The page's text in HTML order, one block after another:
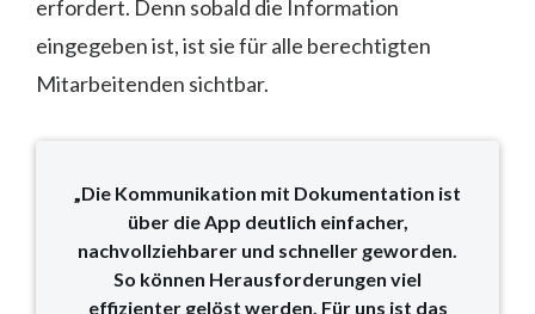
erfordert. Denn sobald die Information
eingegeben ist, ist sie für alle berechtigten
Mitarbeitenden sichtbar.
„Die Kommunikation mit Dokumentation ist
über die App deutlich einfacher,
nachvollziehbarer und schneller geworden.
So können Herausforderungen viel
effizienter gelöst werden. Für uns ist das